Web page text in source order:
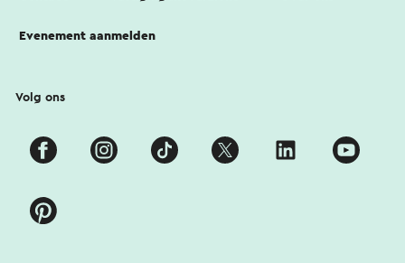
Evenement aanmelden
Volg ons